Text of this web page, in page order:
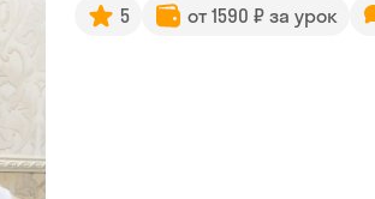
5 от 1590 ₽ за урок